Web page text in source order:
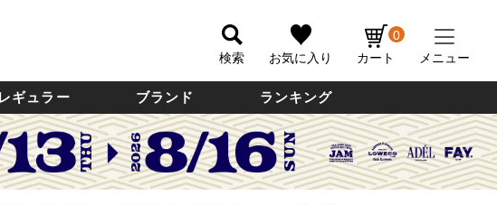
検索 お気に入り カート
0
メニュー
ギュラー ブランド ランキング